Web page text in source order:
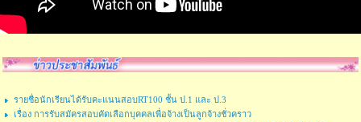
รายชื่อนักเรียนได้รับคะแนนสอบRT100 ชั้น ป.1 และ ป.3
เรื่อง การรับสมัครสอบคัดเลือกบุคคลเพื่อจ้างเป็นลูกจ้างชั่วคราว